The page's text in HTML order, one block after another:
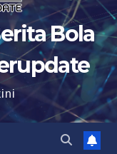
Bola